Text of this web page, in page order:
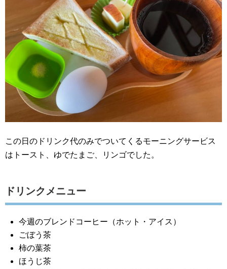
この日のドリンク代のみでついてくるモーニングサービス
はトースト、ゆでたまご、リンゴでした。
ドリンクメニュー
今週のブレンドコーヒー（ホット・アイス）
ごぼう茶
柿の葉茶
ほうじ茶